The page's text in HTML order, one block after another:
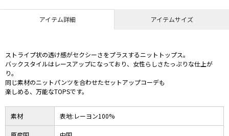
アイテム詳細 アイテムサイズ
ストライプ状の透け感がセクシーさをプラスするニットトップス。
バックスタイルはレースアップになっており、女性らしさたっぷりな仕上が
り。
同じ素材のニットパンツを合わせたセットアップコーデも
楽しめる、万能なTOPSです。
素材 表地:レーヨン100%